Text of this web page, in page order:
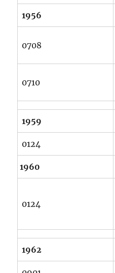
1956
0708
0710
1959
0124
1960
0124
1962